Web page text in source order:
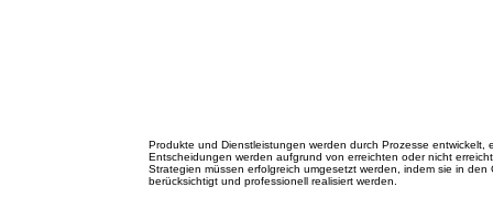
Produkte und Dienstleistungen werden durch Prozesse entwickelt,
Entscheidungen werden aufgrund von erreichten oder nicht
Strategien müssen erfolgreich umgesetzt werden, indem sie in
berücksichtigt und professionell realisiert werden.